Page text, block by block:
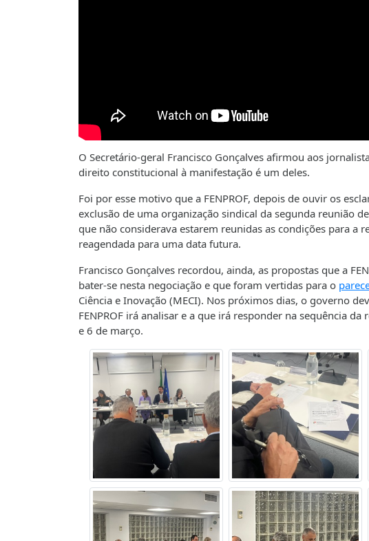
O Secretário-geral Francisco Gonçalves afirmou aos
direito constitucional à manifestação é um deles.
Foi por esse motivo que a FENPROF, depois de ouvir os
exclusão de uma organização sindical da segunda reunião
que não considerava estarem reunidas as condições para a
reagendada para uma data futura.
Francisco Gonçalves recordou, ainda, as propostas que a
bater-se nesta negociação e que foram vertidas para o
Ciência e Inovação (MECI). Nos próximos dias, o governo
FENPROF irá analisar e a que irá responder na sequência
e 6 de março.